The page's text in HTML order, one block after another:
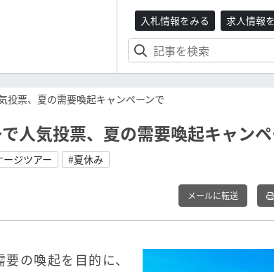
入札情報をみる 求人情報
投票、夏の需要喚起キャンペーンで
人気投票、夏の需要喚起キャン
ジツアー #夏休み
メールに転送
の喚起を目的に、